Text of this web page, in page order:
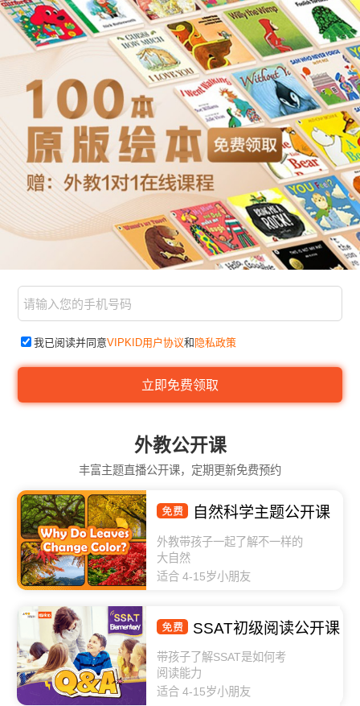
我已阅读并同意VIPKID用户协议和 隐私政策
外教公开课
丰富主题直播公开课，定期更新免费预约
自然科学主题公开课
外教带孩子一起了解不一样的
大自然
适合 4-15岁小朋友
SSAT初级阅读公开课
带孩子了解SSAT是如何考
阅读能力
适合 4-15岁小朋友